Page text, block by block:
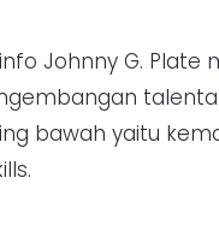
Johnny G. Plate
talenta
bawah yaitu